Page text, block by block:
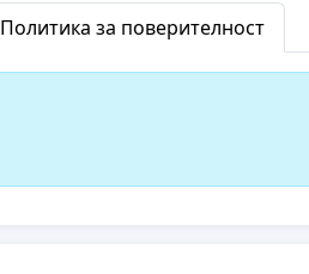
Политика за поверителност